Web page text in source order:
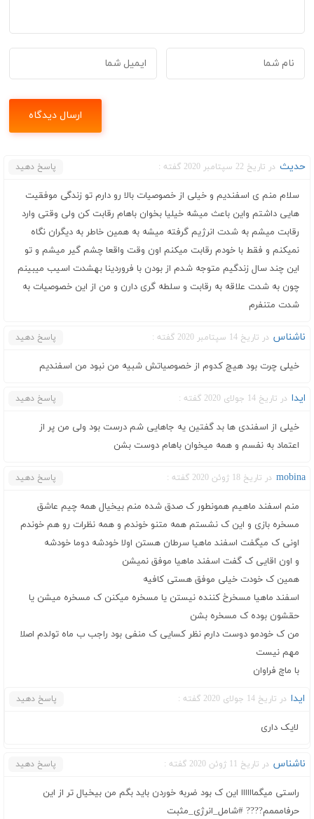
حدیث در تاریخ 22 سپتامبر 2020 گفته : پاسخ دهید
سلام منم ی اسفندیم و خیلی از خصوصیات بالا رو دارم تو زندگی موفقیت
هایی داشتم واین باعث میشه خیلیا بخوان باهام رقابت کن ولی وقتی وارد
رقابت میشم به شدت انرژیم گرفته میشه به همین خاطر به دیگران نگاه
نمیکنم و فقط با خودم رقابت میکنم اون وقت واقعا چشم گیر میشم و تو
این چند سال زندگیم متوجه شدم از بودن با فروردینا بهشدت اسیب میبینم
چون به شدت علاقه به رقابت و سلطه گری دارن و من از این خصوصیات به
شدت متنفرم
ناشناس در تاریخ 14 سپتامبر 2020 گفته : پاسخ دهید
خیلی چرت بود هیچ کدوم از خصوصیاتش شبیه من نبود من اسفندیم
ایدا در تاریخ 14 جولای 2020 گفته : پاسخ دهید
خیلی از اسفندی ها بد گفتین یه جاهایی شم درست بود ولی من پر از
اعتماد به نفسم و همه میخوان باهام دوست بشن
mobina در تاریخ 18 ژوئن 2020 گفته : پاسخ دهید
منم اسفند ماهیم همونطور ک صدق شده منم بیخیال همه چیم عاشق
مسخره بازی و این ک نشستم همه متنو خوندم و همه نظرات رو هم خوندم
اونی ک میگفت اسفند ماهیا سرطان هستن اولا خودشه دوما خودشه
و اون اقایی ک گفت اسفند ماهیا موفق نمیشن
همین ک خودت خیلی موفق هستی کافیه
اسفند ماهیا مسخرخ کننده نیستن یا مسخره میکنن ک مسخره میشن یا
حقشون بوده ک مسخره بشن
من ک خودمو دوست دارم نظر کسایی ک منفی بود راجب ب ماه تولدم اصلا
مهم نیست
با ماچ فراوان
ایدا در تاریخ 14 جولای 2020 گفته : پاسخ دهید
لایک داری
ناشناس در تاریخ 11 ژوئن 2020 گفته : پاسخ دهید
راستی میگماااااا این ک بود ضربه خوردن باید بگم من بیخیال تر از این
حرفامممم???? #شامل_انرژی_مثبت